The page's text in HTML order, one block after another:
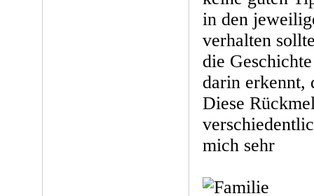
in den
verhalten
die
darin erkennt,
Diese
mich sehr